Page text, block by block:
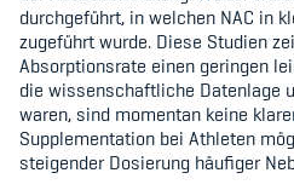
durchgeführt, in welchen NAC in
zugeführt wurde. Diese Studien
Absorptionsrate einen geringen
die wissenschaftliche Datenlage
waren, sind momentan keine
Supplementation bei Athleten
steigender Dosierung häufiger